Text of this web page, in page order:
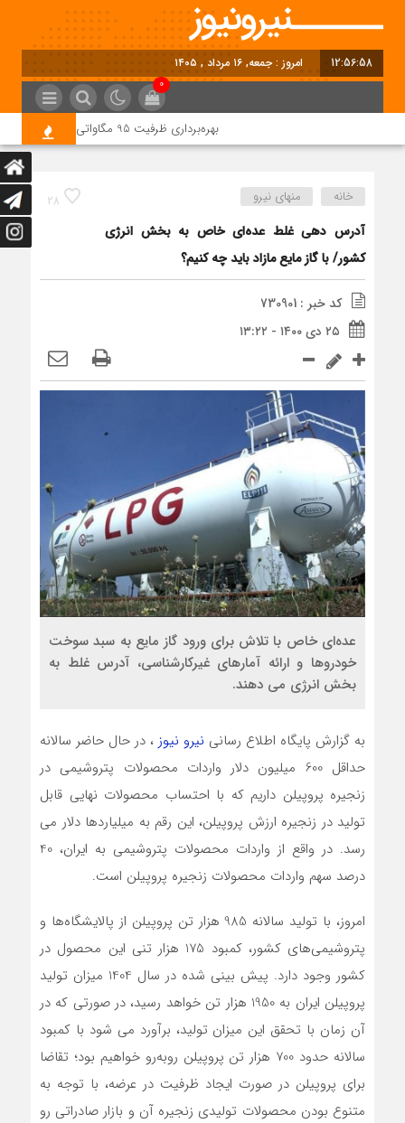
12:56:59 امروز : جمعه, ۱۶ مرداد , ۱۴۰۵
0
بهره‌برداری ظرفیت 95 مگاواتی نیروگاه خورشیدی شمس‌آباد در آینده نزدیک
28 خانه منهای نیرو
آدرس دهی غلط عده‌ای خاص به بخش انرژی
کشور/ با گاز مایع مازاد باید چه کنیم؟
کد خبر : 730901
۲۵ دی ۱۴۰۰ - ۱۳:۲۲
عده‌ای خاص با تلاش برای ورود گاز مایع به سبد سوخت
خودروها و ارائه آمارهای غیرکارشناسی، آدرس غلط به
بخش انرژی می دهند.
به گزارش پایگاه اطلاع رسانی نیرو نیوز ، در حال حاضر سالانه
حداقل 600 میلیون دلار واردات محصولات پتروشیمی در
زنجیره پروپیلن داریم که با احتساب محصولات نهایی قابل
تولید در زنجیره ارزش پروپیلن، این رقم به میلیاردها دلار می
رسد. در واقع از واردات محصولات پتروشیمی به ایران، 40
درصد سهم واردات محصولات زنجیره پروپیلن است.
امروز، با تولید سالانه 985 هزار تن پروپیلن از پالایشگاه‌ها و
پتروشیمی‌های کشور، کمبود 175 هزار تنی این محصول در
کشور وجود دارد. پیش بینی شده در سال 1404 میزان تولید
پروپیلن ایران به 1950 هزار تن خواهد رسید، در صورتی که در
آن زمان با تحقق این میزان تولید، برآورد می شود با کمبود
سالانه حدود 700 هزار تن پروپیلن روبه‌رو خواهیم بود؛ تقاضا
برای پروپیلن در صورت ایجاد ظرفیت در عرضه، با توجه به
متنوع بودن محصولات تولیدی زنجیره آن و بازار صادراتی رو